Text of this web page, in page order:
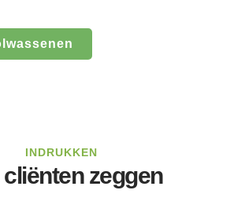
INDRUKKEN
cliënten zeggen